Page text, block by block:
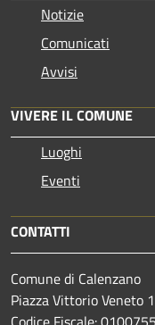
Notizie
Comunicati
Avvisi
VIVERE IL COMUNE
Luoghi
Eventi
CONTATTI
Comune di Calenzano
Piazza Vittorio Veneto